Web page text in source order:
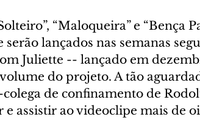
“Maloqueira” e “Bença
lançados nas semanas
Juliette -- lançado em
do projeto. A tão
de confinamento de
assistir ao videoclipe mais de